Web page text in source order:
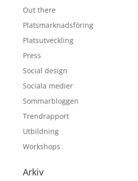
Out there
Platsmarknadsföring
Platsutveckling
Press
Social design
Sociala medier
Sommarbloggen
Trendrapport
Utbildning
Workshops
Arkiv